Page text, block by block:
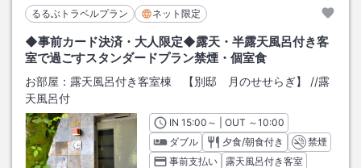
るるぶトラベルプラン ネット限定
◆事前カード決済・大人限定◆露天・半露天風呂付き客
室で過ごすスタンダードプラン禁煙・個室食
お部屋： 露天風呂付き客室棟 【別邸 月のせせらぎ】 //露
天風呂付
INチェックイン
15:00 ～ | OUT チェックアウト
～10:00
ダブル
夕食/朝食付き
禁煙
事前支払い
露天風呂付き客室